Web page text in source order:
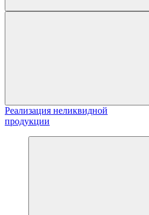
Реализация неликвидной
продукции